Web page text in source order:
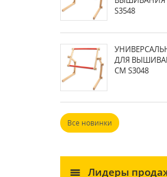
S3548
ДЛЯ
СМ S3048
Все новинки
Лидеры